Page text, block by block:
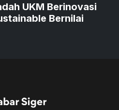
UKM Berinovasi
Bernilai